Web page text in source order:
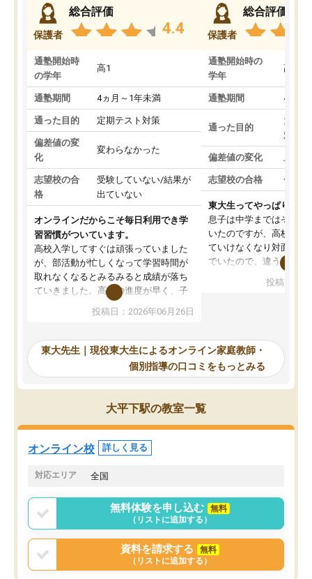
保護者
総合評価
4.4
通塾開始時
の学年
高1
通塾期間 4ヵ月～1年未満
通った目的 定期テスト対策
偏差値の変
化
変わらなかった
志望校の合
格
受験していない/結果が
出ていない
オンラインだからこそ毎日利用でき学
習習慣がついています。
高校入学してすぐは頑張っていました
が、部活動が忙しくなって学習時間が
取れなくなるとみるみると成績が落ち
ていきました。高校の進度が早く、子
供も家に帰って勉強の話すると嫌な反
応を示します。東大先生にお願いして
れるので、親としても安心です。毎日
使える自習室とかもあり、わからない
ところがあれば先生が回答してくれる
のも重宝しています。
投稿日：2026年06月26日
保護者
総合評価
通塾開始時の
学年
高3
通塾期間 4ヵ月
通った目的
大学
対策
偏差値の変化
志望校の合格 合格
東大生ってやっぱりすご
息子は中学まではそこそ
いたのですが、高校に入
ていけなくなり対面の塾
でいたので、違うアプロ
で、当初は模試でD判定
自習室が毎日使えていつ
るのが心強かったよう
謝です。
投稿日：
東大先生｜現役東大生によるオンライン家庭教師・
個別指導の口コミをもっとみる
大平下駅の教室一覧
オンライン校 詳しく見る
対応エリア 全国
無料体験を申し込む
無料
（リストに追加する）
資料を請求する
無料
（リストに追加する）